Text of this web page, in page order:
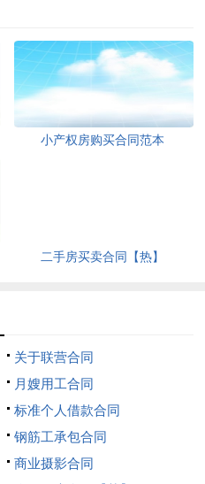
小产权房购买合同范本
二手房买卖合同【热】
关于联营合同
月嫂用工合同
标准个人借款合同
钢筋工承包合同
商业摄影合同